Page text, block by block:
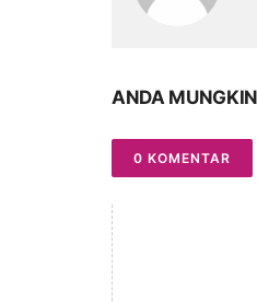
ANDA
0 KOMENTAR